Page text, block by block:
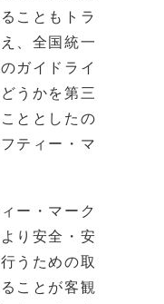
こともトラ
、全国統一
ガイドライ
うかを第三
ととしたの
ティー・マ
ー・マーク
り安全・安
うための取
ことが客観